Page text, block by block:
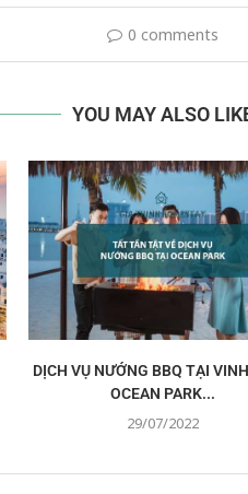
0 comments
YOU MAY ALSO
DỊCH VỤ NƯỚNG BBQ TẠI
OCEAN PARK...
29/07/2022